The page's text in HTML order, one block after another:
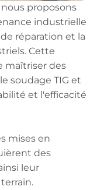
proposons
industrielle
réparation et la
Cette
maîtriser des
soudage TIG et
et l'efficacité
mises en
des
leur